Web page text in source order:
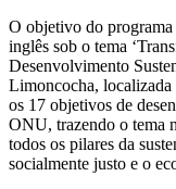
O objetivo do programa
inglês sob o tema
Desenvolvimento
Limoncocha, localizada
os 17 objetivos de
ONU, trazendo o tema
todos os pilares da
socialmente justo e o